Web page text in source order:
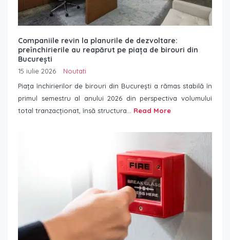
Companiile revin la planurile de dezvoltare:
preînchirierile au reapărut pe piața de birouri din
București
15 iulie 2026
Noutati
Piața închirierilor de birouri din București a rămas stabilă în
primul semestru al anului 2026 din perspectiva volumului
total tranzacționat, însă structura... Read More